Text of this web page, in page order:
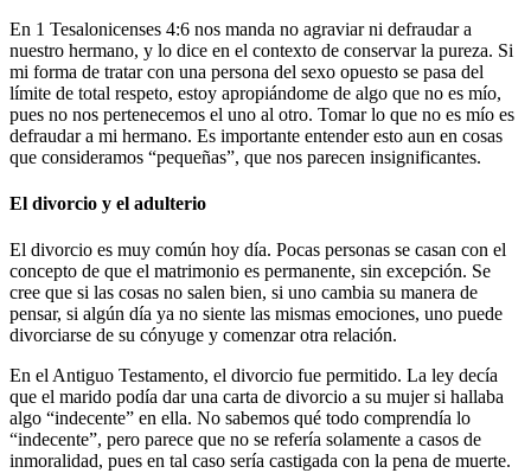
En 1 Tesalonicenses 4:6 nos manda no agraviar ni defraudar a
nuestro hermano, y lo dice en el contexto de conservar la pureza. Si
mi forma de tratar con una persona del sexo opuesto se pasa del
límite de total respeto, estoy apropiándome de algo que no es mío,
pues no nos pertenecemos el uno al otro. Tomar lo que no es mío es
defraudar a mi hermano. Es importante entender esto aun en cosas
que consideramos “pequeñas”, que nos parecen insignificantes.
El divorcio y el adulterio
El divorcio es muy común hoy día. Pocas personas se casan con el
concepto de que el matrimonio es permanente, sin excepción. Se
cree que si las cosas no salen bien, si uno cambia su manera de
pensar, si algún día ya no siente las mismas emociones, uno puede
divorciarse de su cónyuge y comenzar otra relación.
En el Antiguo Testamento, el divorcio fue permitido. La ley decía
que el marido podía dar una carta de divorcio a su mujer si hallaba
algo “indecente” en ella. No sabemos qué todo comprendía lo
“indecente”, pero parece que no se refería solamente a casos de
inmoralidad, pues en tal caso sería castigada con la pena de muerte.